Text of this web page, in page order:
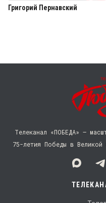
Григорий Пернавский
Телеканал «ПОБЕДА» —
75-летия Победы в Великой